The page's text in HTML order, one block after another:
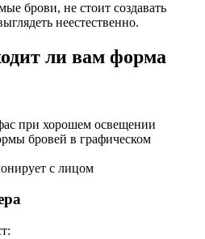
брови, не стоит создавать
неестественно.
ли вам форма
при хорошем освещении
бровей в графическом
с лицом